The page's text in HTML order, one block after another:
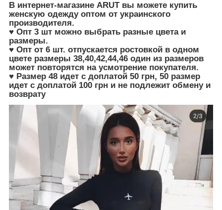
В интернет-магазине ARUT вы можете купить
женскую одежду оптом от украинского
производителя.
♥ Опт 3 шт можно выбрать разные цвета и
размеры.
♥ Опт от 6 шт. отпускается ростовкой в одном
цвете размеры 38,40,42,44,46 один из размеров
может повторятся на усмотрение покупателя.
♥ Размер 48 идет с доплатой 50 грн, 50 размер
идет с доплатой 100 грн и не подлежит обмену и
возврату